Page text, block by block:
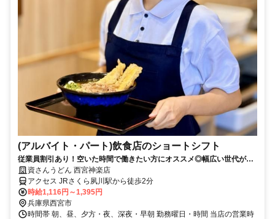
(アルバイト・パート)飲食店のショートシフト
従業員割引あり！空いた時間で働きたい方にオススメ◎幅広い世代が活
躍しています
資さんうどん 西宮神楽店
アクセス JRさくら夙川駅から徒歩2分
時給1,116円～1,395円
兵庫県西宮市
時間帯 朝、昼、夕方・夜、深夜・早朝 勤務曜日・時間 当店の営業時